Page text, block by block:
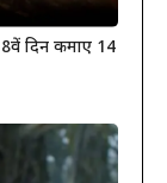
8वें दिन कमाए 14